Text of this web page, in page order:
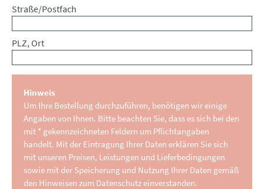
Straße/Postfach
PLZ, Ort
Hinweis
Um Ihre Bestellung durchzuführen, benötigen wir einige
Angaben von Ihnen. Bitte beachten Sie, dass es sich bei den
mit * gekennzeichneten Feldern um Pflichtangaben
handelt. Mit der Eintragung Ihrer Daten erklären Sie sich
mit unseren Preisen, Leistungen und Lieferbedingungen
sowie mit der Speicherung und Nutzung Ihrer Daten gemäß
den Hinweisen zum Datenschutz einverstanden.